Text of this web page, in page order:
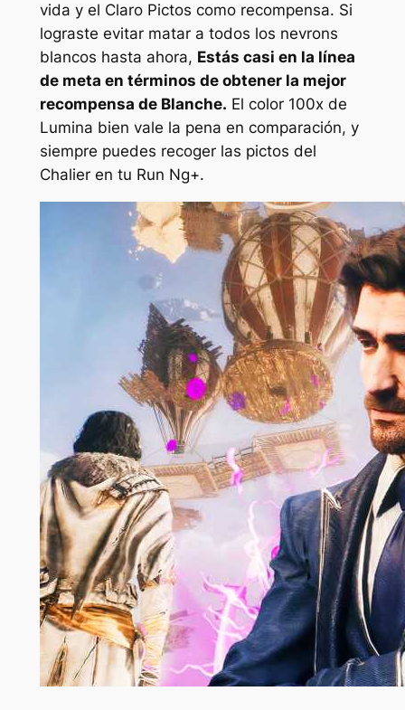
vida y el ClaroPictos como recompensa. Si
lograste evitar matar a todos los nevrons
blancos hasta ahora, Estás casi en la línea
de meta en términos de obtener la mejor
recompensa de Blanche. El color 100x de
Lumina bien vale la pena en comparación, y
siempre puedes recoger las pictos del
Chalier en tu Run Ng+.